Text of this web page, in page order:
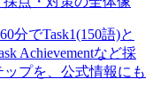
分でTask1(150語)と
Achievementなど採
ップを、公式情報にも